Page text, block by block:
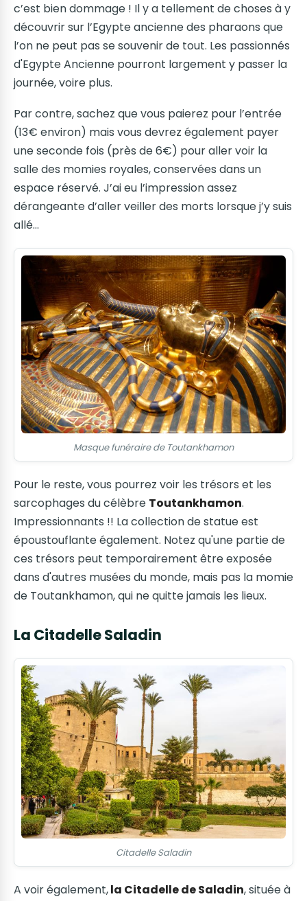
c’est bien dommage ! Il y a tellement de choses à y
découvrir sur l’Egypte ancienne des pharaons que
l’on ne peut pas se souvenir de tout. Les passionnés
d'Egypte Ancienne pourront largement y passer la
journée, voire plus.
Par contre, sachez que vous paierez pour l’entrée
(13€ environ) mais vous devrez également payer
une seconde fois (près de 6€) pour aller voir la
salle des momies royales, conservées dans un
espace réservé. J’ai eu l’impression assez
dérangeante d’aller veiller des morts lorsque j’y suis
allé…
Masque funéraire de Toutankhamon
Pour le reste, vous pourrez voir les trésors et les
sarcophages du célèbre Toutankhamon.
Impressionnants !! La collection de statue est
époustouflante également. Notez qu'une partie de
ces trésors peut temporairement être exposée
dans d'autres musées du monde, mais pas la momie
de Toutankhamon, qui ne quitte jamais les lieux.
La Citadelle Saladin
Citadelle Saladin
A voir également,la Citadelle de Saladin, située à